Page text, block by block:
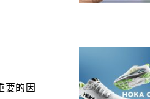
要的因